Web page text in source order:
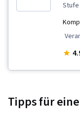
Tipps für